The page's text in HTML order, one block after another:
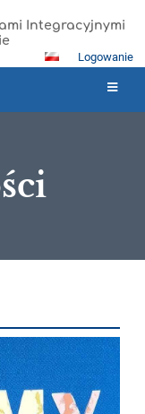
Integracyjnymi
Logowanie